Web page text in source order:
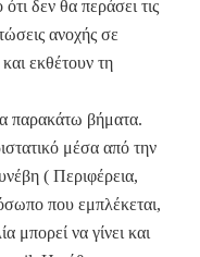
δεν θα περάσει τις
ανοχής σε
εκθέτουν τη
παρακάτω βήματα.
μέσα από την
( Περιφέρεια,
που εμπλέκεται,
μπορεί να γίνει και